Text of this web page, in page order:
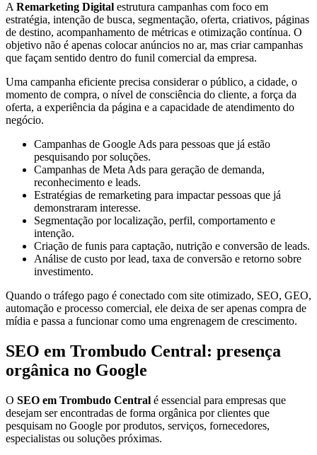
A Remarketing Digital estrutura campanhas com foco em
estratégia, intenção de busca, segmentação, oferta, criativos, páginas
de destino, acompanhamento de métricas e otimização contínua. O
objetivo não é apenas colocar anúncios no ar, mas criar campanhas
que façam sentido dentro do funil comercial da empresa.
Uma campanha eficiente precisa considerar o público, a cidade, o
momento de compra, o nível de consciência do cliente, a força da
oferta, a experiência da página e a capacidade de atendimento do
negócio.
Campanhas de Google Ads para pessoas que já estão
pesquisando por soluções.
Campanhas de Meta Ads para geração de demanda,
reconhecimento e leads.
Estratégias de remarketing para impactar pessoas que já
demonstraram interesse.
Segmentação por localização, perfil, comportamento e
intenção.
Criação de funis para captação, nutrição e conversão de leads.
Análise de custo por lead, taxa de conversão e retorno sobre
investimento.
Quando o tráfego pago é conectado com site otimizado, SEO, GEO,
automação e processo comercial, ele deixa de ser apenas compra de
mídia e passa a funcionar como uma engrenagem de crescimento.
SEO em Trombudo Central: presença
orgânica no Google
O SEO em Trombudo Central é essencial para empresas que
desejam ser encontradas de forma orgânica por clientes que
pesquisam no Google por produtos, serviços, fornecedores,
especialistas ou soluções próximas.